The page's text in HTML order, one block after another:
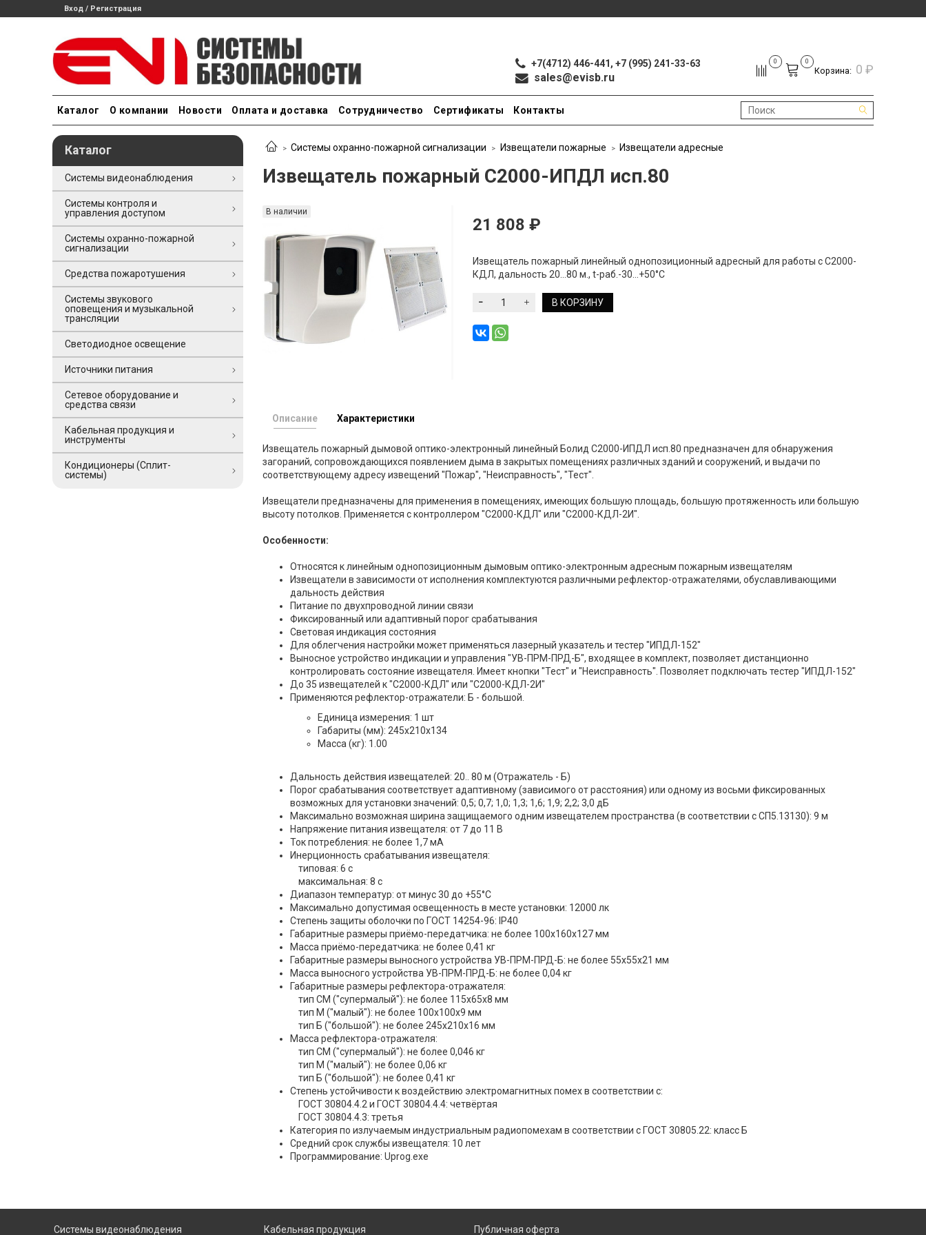
Вход / Регистрация
+7(4712) 446-441, +7 (995) 241-33-63
sales@evisb.ru
0 0
Корзина: 0 ₽
Каталог О компании Новости Оплата и доставка Сотрудничество Сертификаты Контакты
Системы охранно-пожарной сигнализации Извещатели пожарные Извещатели адресные
Извещатель пожарный С2000-ИПДЛ исп.80
В наличии
21 808 ₽
Извещатель пожарный линейный однопозиционный адресный для работы с С2000-
КДЛ, дальность 20...80 м., t-раб.-30...+50°С
В КОРЗИНУ
Описание
Извещатель пожарный дымовой оптико-электронный линейный Болид С2000-ИПДЛ исп.80 предназначен для обнаружения
загораний, сопровождающихся появлением дыма в закрытых помещениях различных зданий и сооружений, и выдачи по
соответствующему адресу извещений "Пожар", "Неисправность", "Тест".
Извещатели предназначены для применения в помещениях, имеющих большую площадь, большую протяженность или большую
высоту потолков. Применяется с контроллером "С2000-КДЛ" или "С2000-КДЛ-2И".
Особенности:
Относятся к линейным однопозиционным дымовым оптико-электронным адресным пожарным извещателям
Извещатели в зависимости от исполнения комплектуются различными рефлектор-отражателями, обуславливающими
дальность действия
Питание по двухпроводной линии связи
Фиксированный или адаптивный порог срабатывания
Световая индикация состояния
Для облегчения настройки может применяться лазерный указатель и тестер "ИПДЛ-152"
Выносное устройство индикации и управления "УВ-ПРМ-ПРД-Б", входящее в комплект, позволяет дистанционно
контролировать состояние извещателя. Имеет кнопки "Тест" и "Неисправность". Позволяет подключать тестер "ИПДЛ-152"
До 35 извещателей к "С2000-КДЛ" или "С2000-КДЛ-2И"
Применяются рефлектор-отражатели: Б - большой.
Единица измерения: 1 шт
Габариты (мм): 245x210x134
Масса (кг): 1.00
Дальность действия извещателей: 20.. 80 м (Отражатель - Б)
Порог срабатывания соответствует адаптивному (зависимого от расстояния) или одному из восьми фиксированных
возможных для установки значений: 0,5; 0,7; 1,0; 1,3; 1,6; 1,9; 2,2; 3,0 дБ
Максимально возможная ширина защищаемого одним извещателем пространства (в соответствии с СП5.13130): 9 м
Напряжение питания извещателя: от 7 до 11 В
Ток потребления: не более 1,7 мА
Инерционность срабатывания извещателя:
типовая: 6 с
максимальная: 8 с
Диапазон температур: от минус 30 до +55°С
Максимально допустимая освещенность в месте установки: 12000 лк
Степень защиты оболочки по ГОСТ 14254-96: IP40
Габаритные размеры приёмо-передатчика: не более 100x160x127 мм
Масса приёмо-передатчика: не более 0,41 кг
Габаритные размеры выносного устройства УВ-ПРМ-ПРД-Б: не более 55x55x21 мм
Масса выносного устройства УВ-ПРМ-ПРД-Б: не более 0,04 кг
Габаритные размеры рефлектора-отражателя:
тип СМ ("супермалый"): не более 115x65x8 мм
тип М ("малый"): не более 100x100x9 мм
тип Б ("большой"): не более 245x210x16 мм
Масса рефлектора-отражателя:
тип СМ ("супермалый"): не более 0,046 кг
тип М ("малый"): не более 0,06 кг
тип Б ("большой"): не более 0,41 кг
Степень устойчивости к воздействию электромагнитных помех в соответствии с:
ГОСТ 30804.4.2 и ГОСТ 30804.4.4: четвёртая
ГОСТ 30804.4.3: третья
Категория по излучаемым индустриальным радиопомехам в соответствии с ГОСТ 30805.22: класс Б
Средний срок службы извещателя: 10 лет
Программирование: Uprog.exe
Характеристики
Каталог
Системы видеонаблюдения
Системы контроля и
управления доступом
Системы охранно-пожарной
сигнализации
Средства пожаротушения
Системы звукового
оповещения и музыкальной
трансляции
Светодиодное освещение
Источники питания
Сетевое оборудование и
средства связи
Кабельная продукция и
инструменты
Кондиционеры (Сплит-
системы)
Системы видеонаблюдения Кабельная продукция Публичная оферта